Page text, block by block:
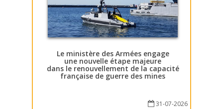
Le ministère des Armées engage
une nouvelle étape majeure
dans le renouvellement de la capacité
française de guerre des mines
31-07-2026